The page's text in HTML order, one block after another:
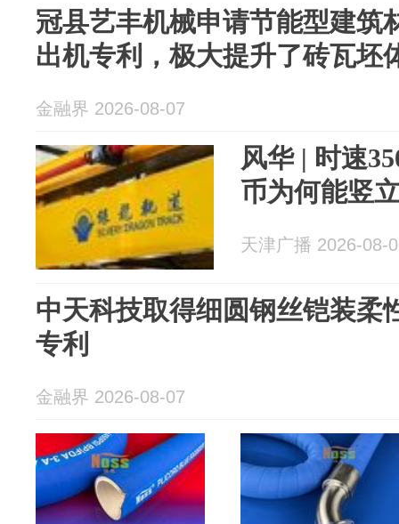
冠县艺丰机械申请节能型建筑
出机专利，极大提升了砖瓦坯
金融界 2026-08-07
风华 | 时速
币为何能竖
天津广播 2026-08-
中天科技取得细圆钢丝铠装柔
专利
金融界 2026-08-07